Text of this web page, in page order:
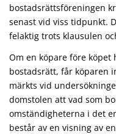
bostadsrättsföreningen
senast vid viss tidpunkt.
felaktig trots klausulen
Om en köpare före köpet
bostadsrätt, får köparen
märkts vid
domstolen att vad som
omständigheterna i det
består av en visning av